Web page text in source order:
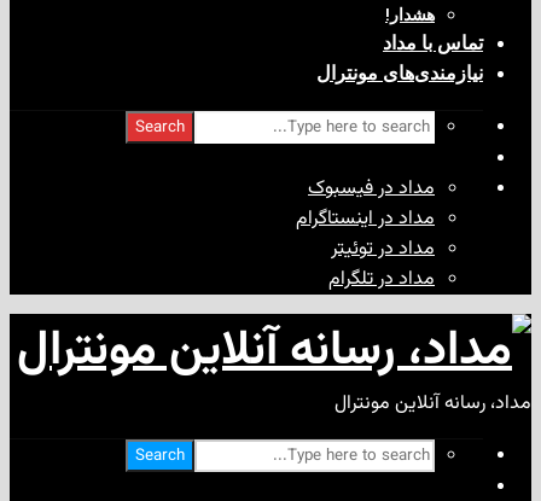
مداد
مونترال
Search
مداد در فیسبوک
مداد در اینستاگرام
مداد در توئیتر
مداد در تلگرام
مونترال
Search